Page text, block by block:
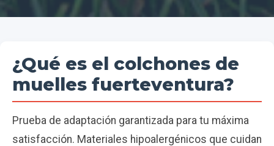
¿Qué es el colchones de
muelles fuerteventura?
Prueba de adaptación garantizada para tu máxima
satisfacción. Materiales hipoalergénicos que cuidan